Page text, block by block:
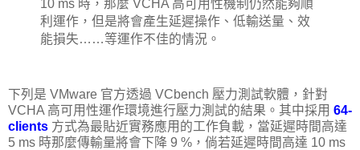
10 ms 時，那麼 VCHA 高可用性機制仍然能夠順
利運作，但是將會產生延遲操作、低輸送量、效
能損失……等運作不佳的情況。
下列是 VMware 官方透過 VCbench 壓力測試軟體，針對
VCHA 高可用性運作環境進行壓力測試的結果。其中採用 64-
clients 方式為最貼近實務應用的工作負載，當延遲時間高達
5 ms 時那麼傳輸量將會下降 9 %，倘若延遲時間高達 10 ms